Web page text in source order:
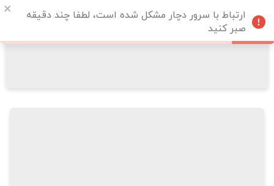
ارتباط با سرور دچار مشکل شده است، لطفا چند دقیقه
صبر کنید